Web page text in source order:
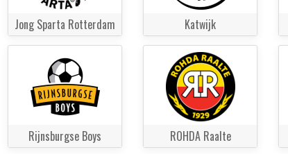
Jong Sparta Rotterdam Katwijk
Rijnsburgse Boys ROHDA Raalte